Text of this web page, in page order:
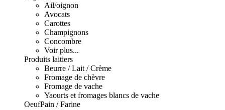
Ail/oignon
Avocats
Carottes
Champignons
Concombre
Voir plus...
Produits laitiers
Beurre / Lait / Crème
Fromage de chèvre
Fromage de vache
Yaourts et fromages blancs de vache
OeufPain / Farine